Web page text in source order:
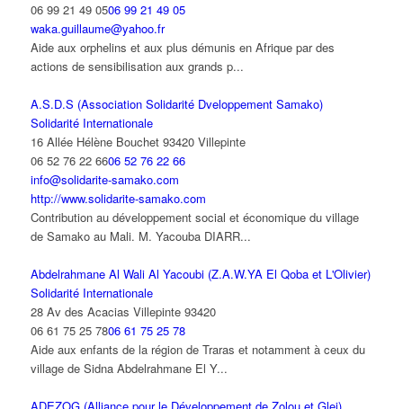
06 99 21 49 0506 99 21 49 05
waka.guillaume@yahoo.fr
Aide aux orphelins et aux plus démunis en Afrique par des
actions de sensibilisation aux grands p...
A.S.D.S (Association Solidarité Dveloppement Samako)
Solidarité Internationale
16 Allée Hélène Bouchet 93420 Villepinte
06 52 76 22 6606 52 76 22 66
info@solidarite-samako.com
http://www.solidarite-samako.com
Contribution au développement social et économique du village
de Samako au Mali. M. Yacouba DIARR...
Abdelrahmane Al Wali Al Yacoubi (Z.A.W.YA El Qoba et L'Olivier)
Solidarité Internationale
28 Av des Acacias Villepinte 93420
06 61 75 25 7806 61 75 25 78
Aide aux enfants de la région de Traras et notamment à ceux du
village de Sidna Abdelrahmane El Y...